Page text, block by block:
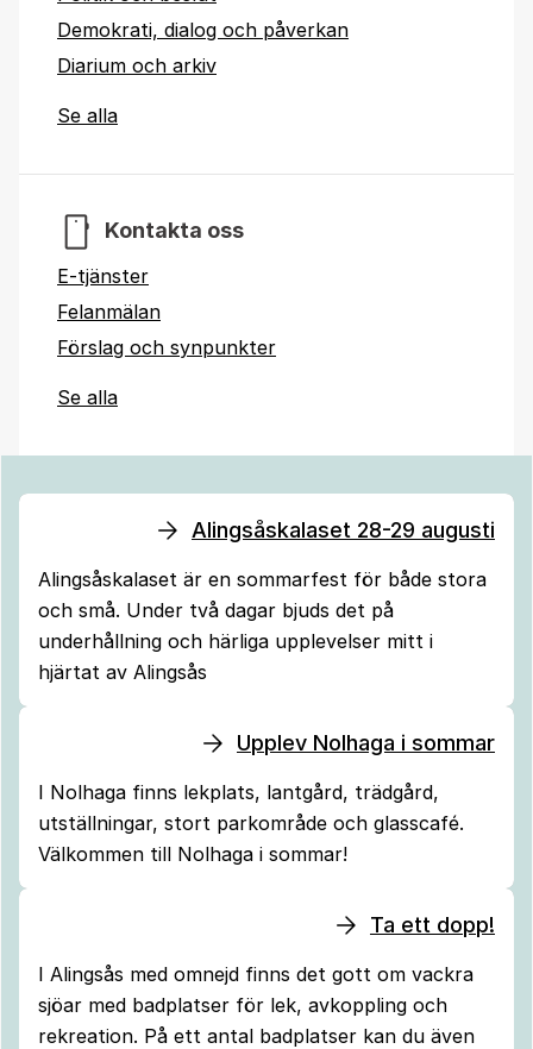
Demokrati, dialog och påverkan
Diarium och arkiv
Se alla
Kontakta oss
E-tjänster
Felanmälan
Förslag och synpunkter
Se alla
Alingsåskalaset 28-29 augusti
Alingsåskalaset är en sommarfest för både stora
och små. Under två dagar bjuds det på
underhållning och härliga upplevelser mitt i
hjärtat av Alingsås
Upplev Nolhaga i sommar
I Nolhaga finns lekplats, lantgård, trädgård,
utställningar, stort parkområde och glasscafé.
Välkommen till Nolhaga i sommar!
Ta ett dopp!
I Alingsås med omnejd finns det gott om vackra
sjöar med badplatser för lek, avkoppling och
rekreation. På ett antal badplatser kan du även